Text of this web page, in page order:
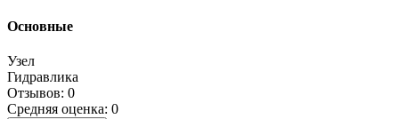
Основные
Узел
Гидравлика
Отзывов: 0
Средняя оценка: 0